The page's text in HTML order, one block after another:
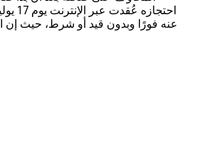
عنه فورًا وبدون قيد أو شرط، حيث إن